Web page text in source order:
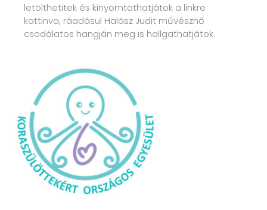
letölthetitek és kinyomtathatjátok a linkre
kattinva, ráadásul Halász Judit művésznő
csodálatos hangján meg is hallgathatjátok.